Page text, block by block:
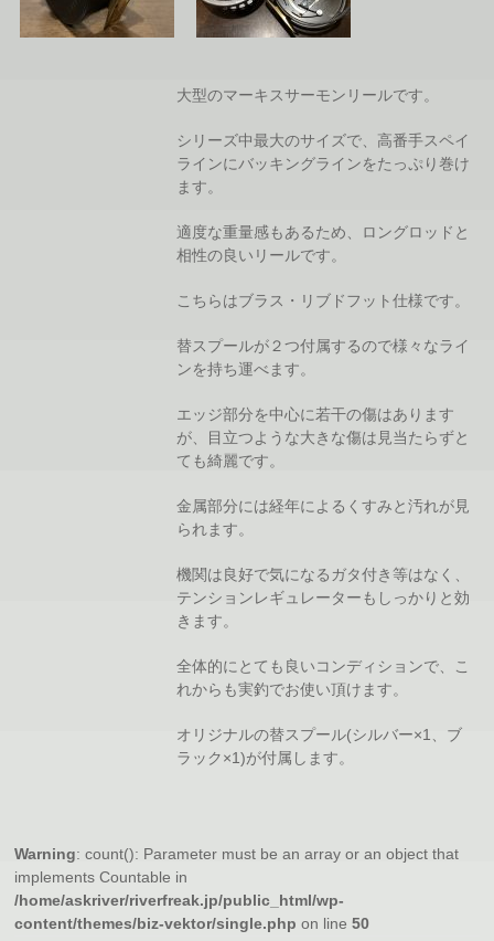
大型のマーキスサーモンリールです。
シリーズ中最大のサイズで、高番手スペイ
ラインにバッキングラインをたっぷり巻け
ます。
適度な重量感もあるため、ロングロッドと
相性の良いリールです。
こちらはブラス・リブドフット仕様です。
替スプールが２つ付属するので様々なライ
ンを持ち運べます。
エッジ部分を中心に若干の傷はあります
が、目立つような大きな傷は見当たらずと
ても綺麗です。
金属部分には経年によるくすみと汚れが見
られます。
機関は良好で気になるガタ付き等はなく、
テンションレギュレーターもしっかりと効
きます。
全体的にとても良いコンディションで、こ
れからも実釣でお使い頂けます。
オリジナルの替スプール(シルバー×1、ブ
ラック×1)が付属します。
Warning: count(): Parameter must be an array or an object that
implements Countable in
/home/askriver/riverfreak.jp/public_html/wp-
content/themes/biz-vektor/single.php on line50